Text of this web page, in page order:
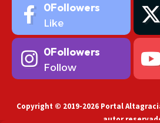
0Followers
Like
0Followers
Follow
Copyright © 2019-2026 Portal
autor